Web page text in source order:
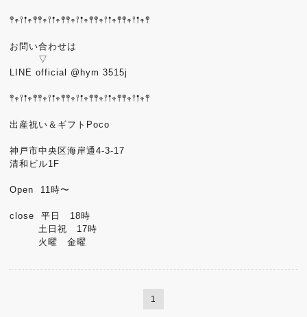
𖤣𖥧𖥣𖡡𖥧𖤣𖤣𖥧𖥣𖡡𖥧𖤣𖤣𖥧𖥣𖡡𖥧𖤣𖤣𖥧𖥣𖡡𖥧𖤣𖤣𖥧𖥣𖡡𖥧𖤣
お問い合わせは
▽
LINE official @hym 3515j
𖤣𖥧𖥣𖡡𖥧𖤣𖤣𖥧𖥣𖡡𖥧𖤣𖤣𖥧𖥣𖡡𖥧𖤣𖤣𖥧𖥣𖡡𖥧𖤣𖤣𖥧𖥣𖡡𖥧𖤣
出産祝い＆ギフトPoco
神戸市中央区海岸通4-3-17
清和ビル1F
Open 11時〜
close 平日 18時
土日祝 17時
火曜 金曜
1